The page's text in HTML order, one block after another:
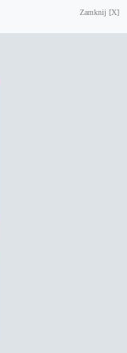
Zamknij [X]